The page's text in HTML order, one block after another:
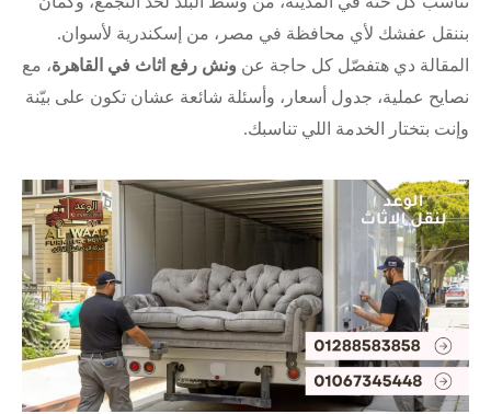
بننقل عفشك لأي محافظة في مصر، من إسكندرية لأسوان.
المقالة دي هتفصّل كل حاجة عن ونش رفع اثاث في القاهرة، مع
نصايح عملية، جدول أسعار، وأسئلة شائعة عشان تكون على بيّنة
وإنت بتختار الخدمة اللي تناسبك.